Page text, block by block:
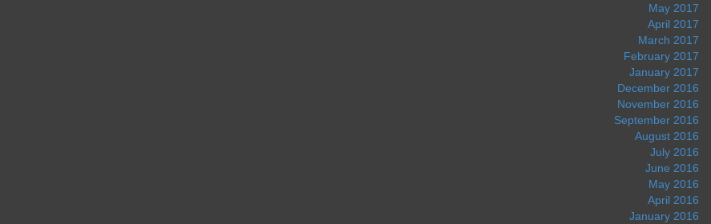
May 2017
April 2017
March 2017
February 2017
January 2017
December 2016
November 2016
September 2016
August 2016
July 2016
June 2016
May 2016
April 2016
January 2016